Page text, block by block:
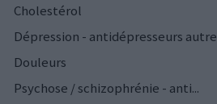
Cholestérol
Dépression - antidépresseurs autre
Douleurs
Psychose / schizophrénie - anti...